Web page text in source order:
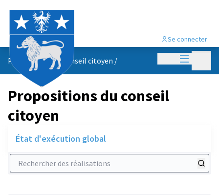
Menu
Se connecter
Propositions du conseil citoyen /
Propositions du conseil
citoyen
État d'exécution global
Rechercher des réalisations